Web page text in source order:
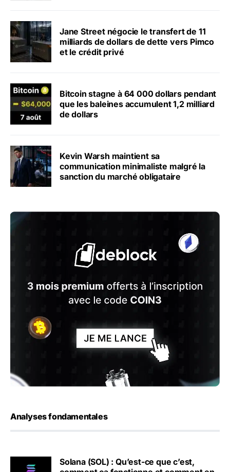
Jane Street négocie le transfert de 11
milliards de dollars de dette vers Pimco
et le crédit privé
Bitcoin stagne à 64 000 dollars pendant
que les baleines accumulent 1,2 milliard
de dollars
Kevin Warsh maintient sa
communication minimaliste malgré la
sanction du marché obligataire
Analyses fondamentales
Solana (SOL) : Qu’est-ce que c’est,